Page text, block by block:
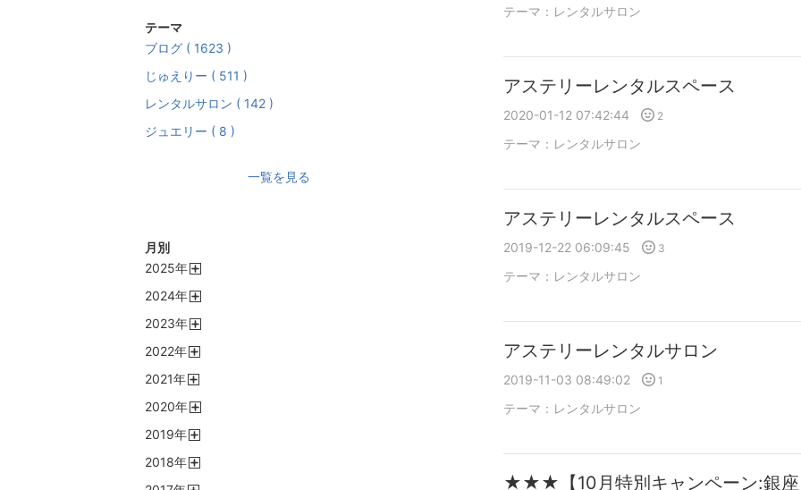
テーマ： レンタルサロン
アステリーレンタルスペース
2020-01-12 07:42:44 2
テーマ： レンタルサロン
アステリーレンタルスペース
2019-12-22 06:09:45 3
テーマ： レンタルサロン
アステリーレンタルサロン
2019-11-03 08:49:02 1
テーマ： レンタルサロン
★★★【10月特別キャンペーン:銀座
テーマ
ブログ ( 1623 )
じゅえりー ( 511 )
レンタルサロン ( 142 )
ジュエリー ( 8 )
一覧を見る
月別
2025年
2024年
2023年
2022年
2021年
2020年
2019年
2018年